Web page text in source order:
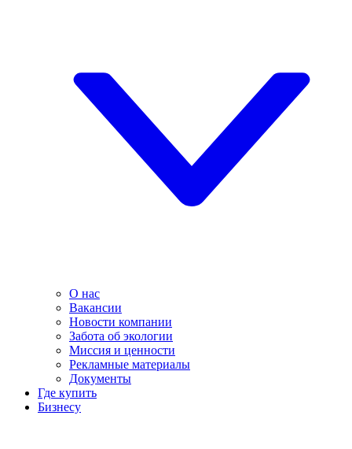
О нас
Вакансии
Новости компании
Забота об экологии
Миссия и ценности
Рекламные материалы
Документы
Где купить
Бизнесу